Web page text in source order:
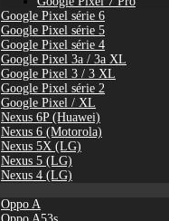
Google Pixel série 6
Google Pixel série 5
Google Pixel série 4
Google Pixel 3a / 3a XL
Google Pixel 3 / 3 XL
Google Pixel série 2
Google Pixel / XL
Nexus 6P (Huawei)
Nexus 6 (Motorola)
Nexus 5X (LG)
Nexus 5 (LG)
Nexus 4 (LG)
Oppo A